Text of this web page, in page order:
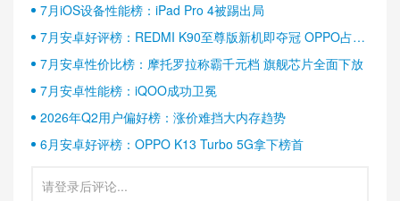
7月iOS设备性能榜：iPad Pro 4被踢出局
7月安卓好评榜：REDMI K90至尊版新机即夺冠 OPPO占据
半壁江山
7月安卓性价比榜：摩托罗拉称霸千元档 旗舰芯片全面下放
7月安卓性能榜：iQOO成功卫冕
2026年Q2用户偏好榜：涨价难挡大内存趋势
6月安卓好评榜：OPPO K13 Turbo 5G拿下榜首